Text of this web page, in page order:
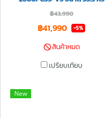
฿43,990
฿41,990 -5%
สินค้าหมด
เปรียบเทียบ
New